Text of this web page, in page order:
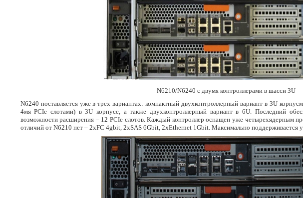
N6210/N6240 с двумя контроллерами в шасси 3U
N6240 поставляется уже в трех вариантах: компактный двухконтроллерный вариант в 3U
4мя PCIe слотами) в 3U корпусе, а также двухконтроллерный вариант в 6U. Последний
возможности расширения – 12 PCIe слотов. Каждый контроллер оснащен уже четырехядерным
отличий от N6210 нет – 2xFC 4gbit, 2xSAS 6Gbit, 2xEthernet 1Gbit. Максимально поддерживается